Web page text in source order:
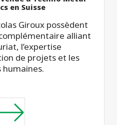
en Suisse
Giroux possèdent
alliant
l’expertise
de projets et les